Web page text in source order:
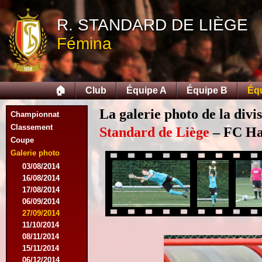
R. STANDARD DE LIÈGE
Fémina
🏠 Club Équipe A Équipe B
Championnat
Classement
Coupe
Galerie photo
03/08/2014
16/08/2014
17/08/2014
06/09/2014
27/09/2014
11/10/2014
08/11/2014
15/11/2014
06/12/2014
La galerie photo de la
Standard de Liège– FC